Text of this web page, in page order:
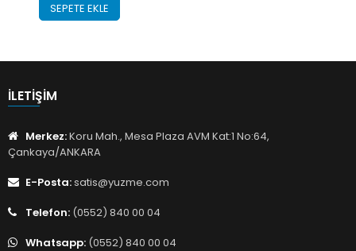
SEPETE EKLE
İLETIŞIM
Merkez:Koru Mah., Mesa Plaza AVM Kat:1 No:64,
Çankaya/ANKARA
E-Posta:satis@yuzme.com
Telefon: (0552) 840 00 04
Whatsapp: (0552) 840 00 04